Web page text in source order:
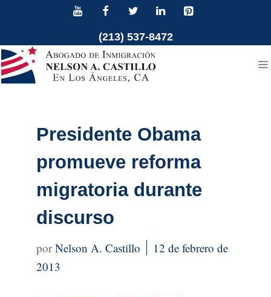
contenido
(213) 537-8472
Presidente Obama
promueve reforma
migratoria durante
discurso
Nelson A. Castillo
12 de febrero de
2013